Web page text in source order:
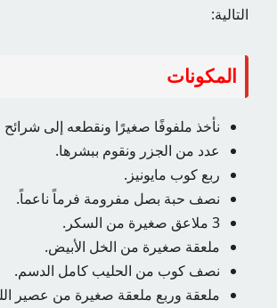
التالية:
المكونات
نأخذ ملفوفًا صغيرًا ونقطعه إلى شرائح
عدد من الجزر ونقوم ببشرها.
ربع كوب مايونيز.
نصف حبة بصل مفرومة فرماً ناعماً.
3 ملاعق صغيرة من السكر.
ملعقة صغيرة من الخل الأبيض.
نصف كوب من الحليب كامل الدسم.
ملعقة وربع ملعقة صغيرة من عصير